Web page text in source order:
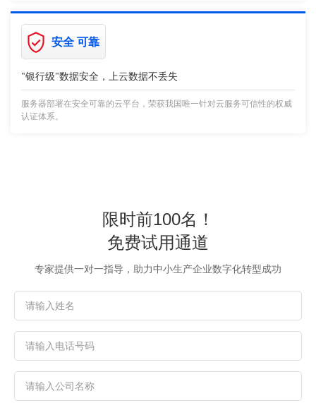
安全 可靠
"银行级"数据安全，上云数据不丢失
服务器部署在安全可靠的云平台，荣获我国唯一针对云服务可信性的权威
认证体系。
限时前100名！
免费试用通道
专家提供一对一指导，助力中小生产企业数字化转型成功